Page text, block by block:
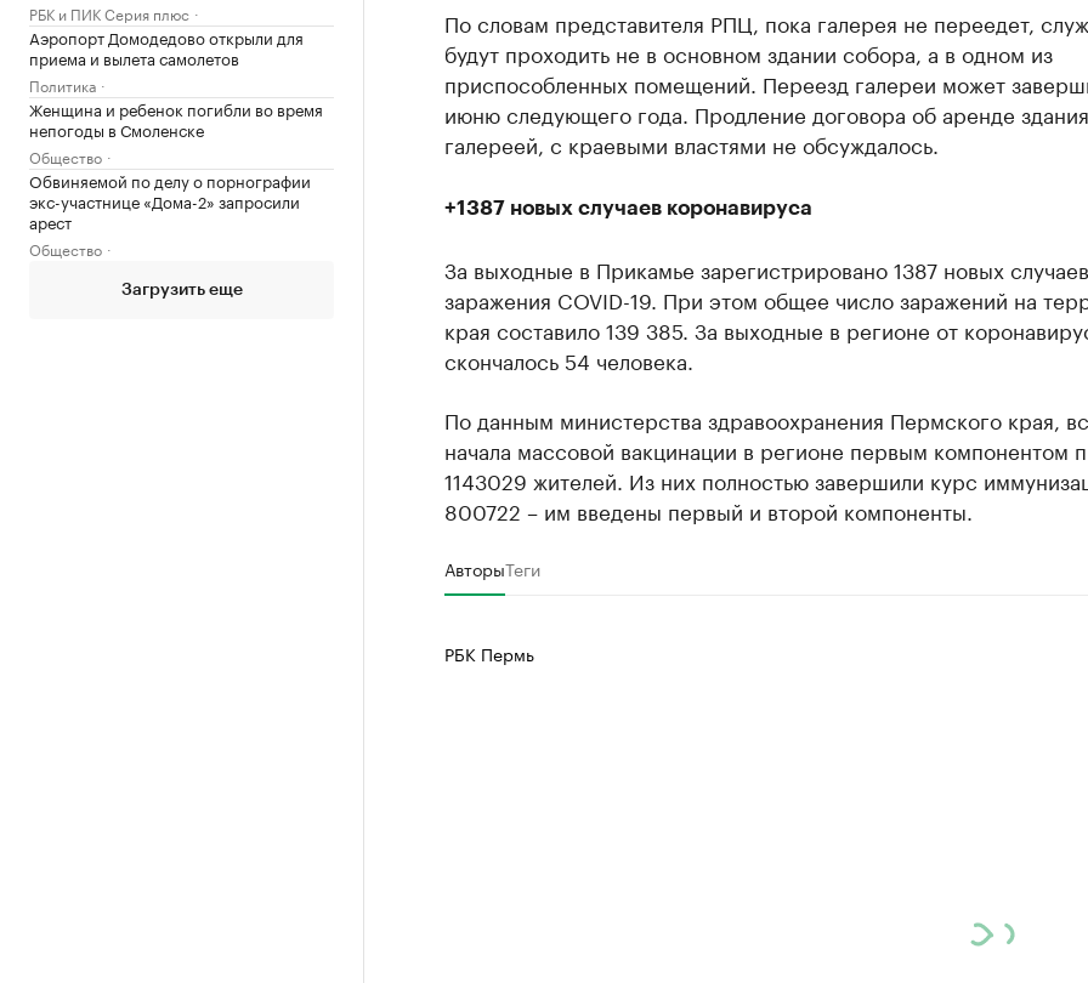
РБК и ПИК Серия плюс
Аэропорт Домодедово открыли для
приема и вылета самолетов
Политика
Женщина и ребенок погибли во время
непогоды в Смоленске
Общество
Обвиняемой по делу о порнографии
экс-участнице «Дома-2» запросили
арест
Общество
Загрузить еще
По словам представителя РПЦ, пока галерея не переедет,
будут проходить не в основном здании собора, а в одном из
приспособленных помещений. Переезд галереи может
июню следующего года. Продление договора об аренде здания
галереей, с краевыми властями не обсуждалось.
+1387 новых случаев коронавируса
За выходные в Прикамье зарегистрировано 1387 новых случаев
заражения COVID-19. При этом общее число заражений на
края составило 139 385. За выходные в регионе от
скончалось 54 человека.
По данным министерства здравоохранения Пермского края,
начала массовой вакцинации в регионе первым компонентом
1143029 жителей. Из них полностью завершили курс
800722 – им введены первый и второй компоненты.
АвторыТеги
РБК Пермь